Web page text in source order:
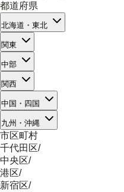
都道府県
北海道・東北
関東
中部
関西
中国・四国
九州・沖縄
市区町村
千代田区/
中央区/
港区/
新宿区/